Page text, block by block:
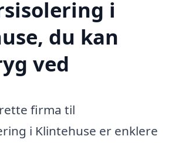
i
du kan
ved
firma til
i Klintehuse er enklere